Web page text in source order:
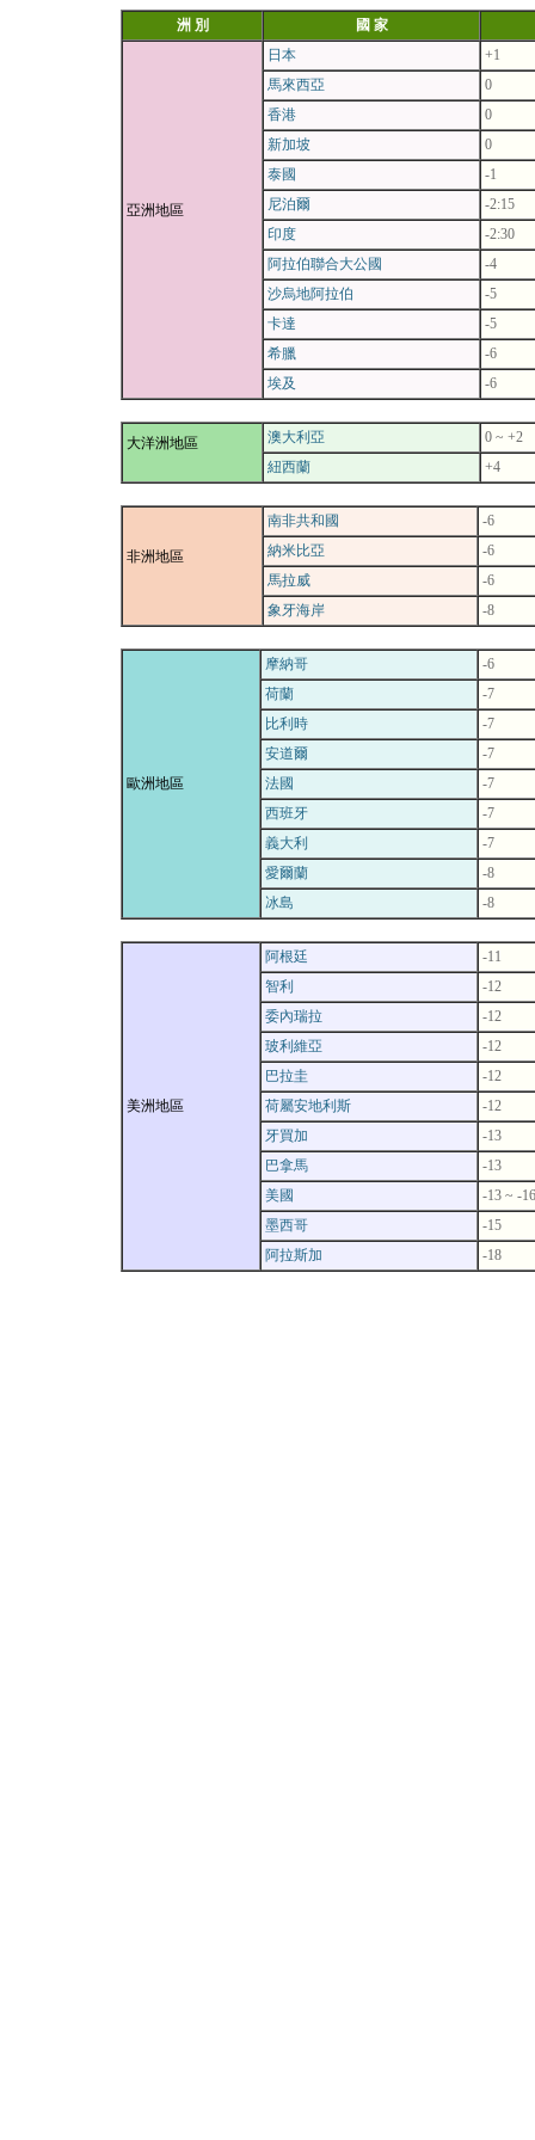
洲 別 國 家
亞洲地區
日本
+1
馬來西亞
0
香港
0
新加坡
0
泰國
-1
尼泊爾
-2:15
印度
-2:30
阿拉伯聯合大公國
-4
沙烏地阿拉伯
-5
卡達
-5
希臘
-6
埃及
-6
大洋洲地區 澳大利亞
0 ~ +2
紐西蘭
+4
非洲地區
南非共和國
-6
納米比亞
-6
馬拉威
-6
象牙海岸
-8
歐洲地區
摩納哥
-6
荷蘭
-7
比利時
-7
安道爾
-7
法國
-7
西班牙
-7
義大利
-7
愛爾蘭
-8
冰島
-8
美洲地區
阿根廷
-11
智利
-12
委內瑞拉
-12
玻利維亞
-12
巴拉圭
-12
荷屬安地利斯
-12
牙買加
-13
巴拿馬
-13
美國
-13 ~ -16
墨西哥
-15
阿拉斯加
-18